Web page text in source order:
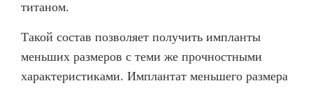
титаном.
Такой состав позволяет получить импланты
меньших размеров с теми же прочностными
характеристиками. Имплантат меньшего размера